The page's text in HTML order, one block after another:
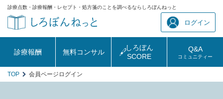
診療点数・診療報酬・レセプト・処方箋のことを調べるならしろぼんねっと
ログイン
診療報酬 無料コンサル
しろぼん
SCORE
Q&A
コミュニティー
TOP 会員ページログイン